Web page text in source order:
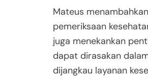
Mateus
pemeriksaan
juga menekankan
dapat dirasakan
dijangkau layanan